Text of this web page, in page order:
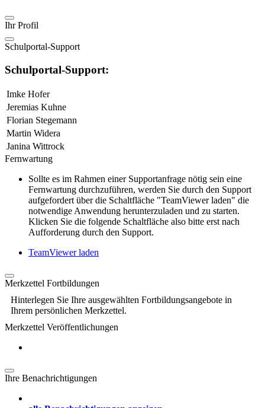
Ihr Profil
Schulportal-Support
Schulportal-Support:
Imke Hofer
Jeremias Kuhne
Florian Stegemann
Martin Widera
Janina Wittrock
Fernwartung
Sollte es im Rahmen einer Supportanfrage nötig sein eine
Fernwartung durchzuführen, werden Sie durch den Support
aufgefordert über die Schaltfläche "TeamViewer laden" die
notwendige Anwendung herunterzuladen und zu starten.
Klicken Sie die folgende Schaltfläche also bitte erst nach
Aufforderung durch den Support.
TeamViewer laden
Merkzettel Fortbildungen
Hinterlegen Sie Ihre ausgewählten Fortbildungsangebote in
Ihrem persönlichen Merkzettel.
Merkzettel Veröffentlichungen
Ihre Benachrichtigungen